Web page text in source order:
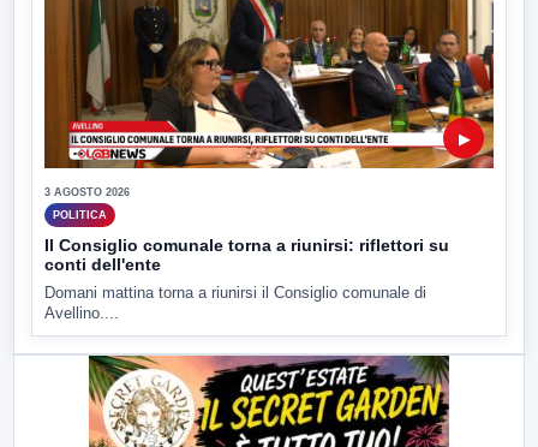
▶
3 AGOSTO 2026
POLITICA
Il Consiglio comunale torna a riunirsi: riflettori su
conti dell'ente
Domani mattina torna a riunirsi il Consiglio comunale di
Avellino....